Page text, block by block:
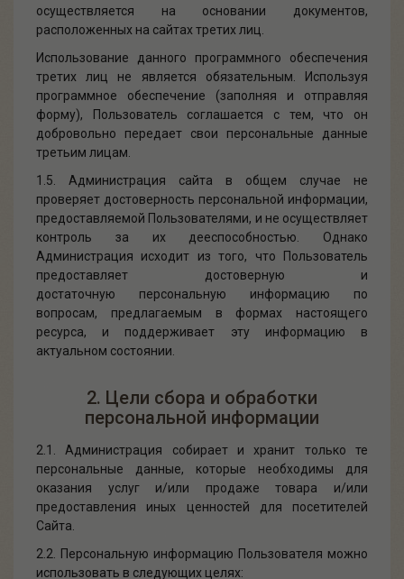
осуществляется на основании документов,
расположенных на сайтах третих лиц.
Использование данного программного обеспечения
третих лиц не является обязательным. Используя
программное обеспечение (заполняя и отправляя
форму), Пользователь соглашается с тем, что он
добровольно передает свои персональные данные
третьим лицам.
1.5. Администрация сайта в общем случае не
проверяет достоверность персональной информации,
предоставляемой Пользователями, и не осуществляет
контроль за их дееспособностью. Однако
Администрация исходит из того, что Пользователь
предоставляет достоверную и
достаточную персональную информацию по
вопросам, предлагаемым в формах настоящего
ресурса, и поддерживает эту информацию в
актуальном состоянии.
2. Цели сбора и обработки
персональной информации
2.1. Администрация собирает и хранит только те
персональные данные, которые необходимы для
оказания услуг и/или продаже товара и/или
предоставления иных ценностей для посетителей
Сайта.
2.2. Персональную информацию Пользователя можно
использовать в следующих целях: